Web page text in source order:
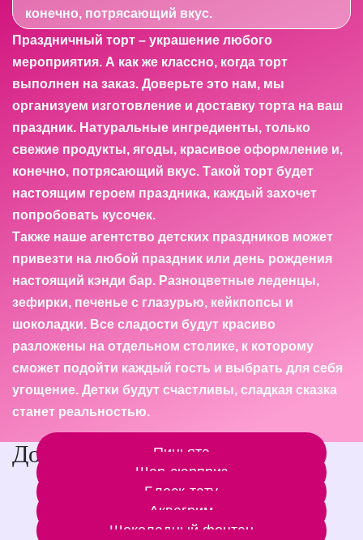
конечно, потрясающий вкус.
Праздничный торт – украшение любого
мероприятия. А как же классно, когда торт
выполнен на заказ. Доверьте это нам, мы
организуем изготовление и доставку торта на ваш
праздник. Натуральные ингредиенты, только
свежие продукты, ягоды, красивое оформление и,
конечно, потрясающий вкус. Такой торт будет
настоящим героем праздника, каждый захочет
попробовать кусочек.
Также наше агентство детских праздников может
привезти на любой праздник или день рождения
настоящий кэнди бар. Разноцветные леденцы,
зефирки, печенье с глазурью, кейкпопсы и
шоколадки. Все сладости будут красиво
разложены на отдельном столике, к которому
сможет подойти каждый гость и выбрать для себя
угощение. Детки будут счастливы, сладкая сказка
станет реальностью.
Дополнительные услуги
Пиньята
Шар-сюрприз
Блеск-тату
Аквагрим
Шоколадный фонтан